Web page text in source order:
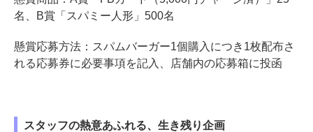
名、B賞「スパミー人形」500名
懸賞応募方法：スパムバーガー1個購入につき1枚配布さ
れる応募券に必要事項を記入、店舗内の応募箱に投函
スタッフの熱意あふれる、生き残り企画